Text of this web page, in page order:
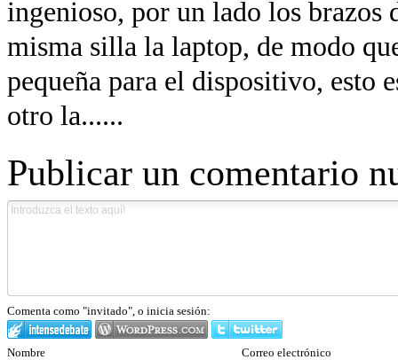
ingenioso, por un lado los brazos
misma silla la laptop, de modo
pequeña para el dispositivo, esto
otro la......
Publicar un comentario
Comenta como "invitado", o inicia sesión:
Nombre Correo electrónico